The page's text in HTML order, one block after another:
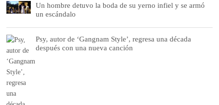
Un hombre detuvo la boda de su yerno infiel y se armó
un escándalo
Psy, autor de ‘Gangnam Style’, regresa una década
después con una nueva canción